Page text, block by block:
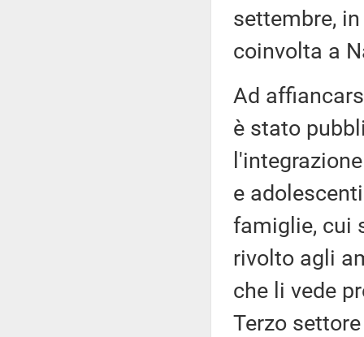
settembre,
coinvolta a
Ad
è stato
e
famiglie, cui
rivolto agli
che li vede
Terzo